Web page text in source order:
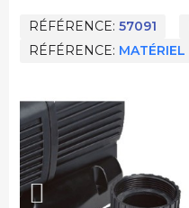
RÉFÉRENCE 57091
RÉFÉRENCE MATÉRIEL